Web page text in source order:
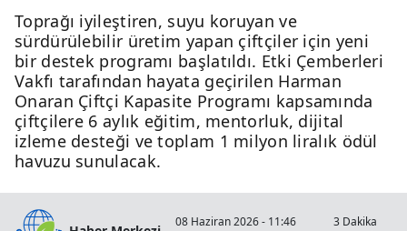
Toprağı iyileştiren, suyu koruyan ve
sürdürülebilir üretim yapan çiftçiler için yeni
bir destek programı başlatıldı. Etki Çemberleri
Vakfı tarafından hayata geçirilen Harman
Onaran Çiftçi Kapasite Programı kapsamında
çiftçilere 6 aylık eğitim, mentorluk, dijital
izleme desteği ve toplam 1 milyon liralık ödül
havuzu sunulacak.
08 Haziran 2026 - 11:46
3 Dakika